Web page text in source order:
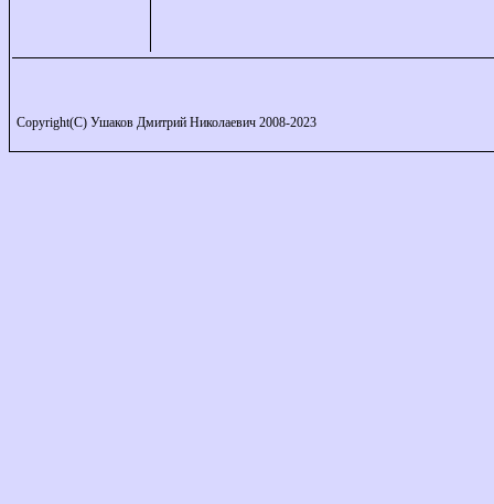
Copyright(C) Ушаков Дмитрий Николаевич 2008-2023